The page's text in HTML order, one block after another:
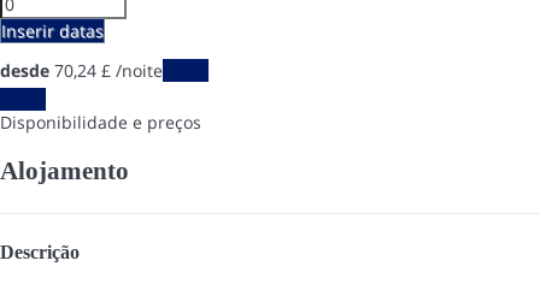
Inserir datas
desde 70,24 £ /noite
Disponibilidade e preços
Alojamento
Descrição